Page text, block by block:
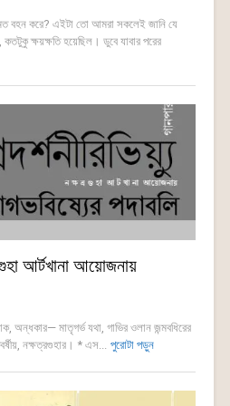
বহন করে? এইটা তো আমরা সকলেই জানি যে
কতটুকু ক্ষয়ক্ষতি হয়েছিল। ডুবে যাবার পরের
আর্টখানা আয়োজনায়
অন্ধকার— মাতৃগর্ভ যথা, গাভির ওলান জন্মবধিরের
নক্ষত্রগুহার। * এস... পুরোটা পড়ুন